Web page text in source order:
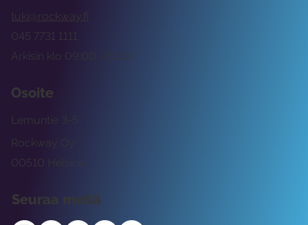
tuki@rockway.fi
Arkisin klo 09:00 -15:00
045 7731 1111
Osoite
Rockway Oy
Lemuntie 3-5
00510 Helsinki
Seuraa meitä